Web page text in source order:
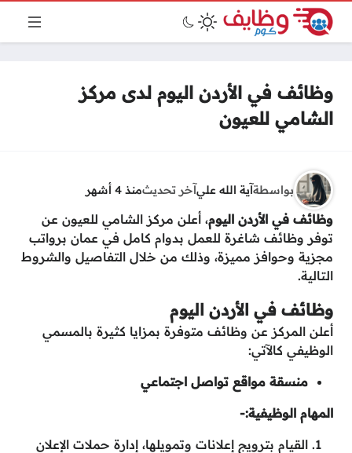
وظائف في الأردن اليوم لدى مركز
الشامي للعيون
بواسطةآية الله عليآخر تحديثمنذ 4 أشهر
وظائف في الأردن اليوم، أعلن مركز الشامي للعيون عن
توفر وظائف شاغرة للعمل بدوام كامل في عمان برواتب
مجزية وحوافز مميزة، وذلك من خلال التفاصيل والشروط
التالية.
وظائف في الأردن اليوم
أعلن المركز عن وظائف متوفرة بمزايا كثيرة بالمسمي
الوظيفي كالآتي:
منسقة مواقع تواصل اجتماعي
المهام الوظيفية:-
القيام بترويج إعلانات وتمويلها، إدارة حملات الإعلان